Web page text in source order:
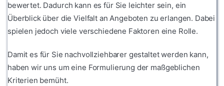
bewertet. Dadurch kann es für Sie leichter sein, ein
Überblick über die Vielfalt an Angeboten zu erlangen. Dabei
spielen jedoch viele verschiedene Faktoren eine Rolle.
Damit es für Sie nachvollziehbarer gestaltet werden kann,
haben wir uns um eine Formulierung der maßgeblichen
Kriterien bemüht.